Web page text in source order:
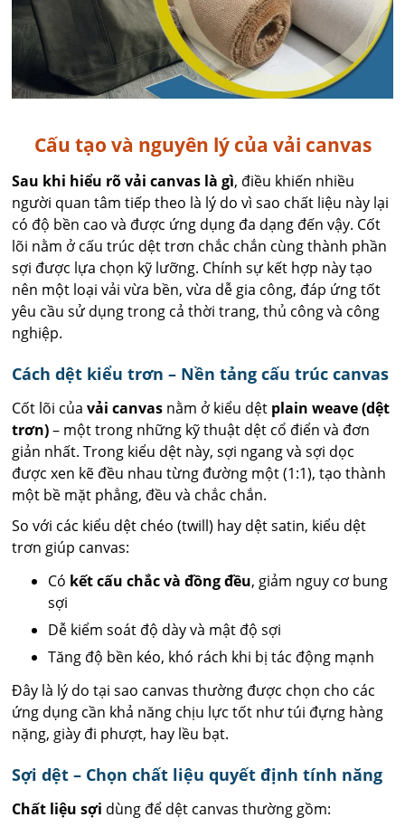
Cấu tạo và nguyên lý của vải canvas
Sau khi hiểu rõ vải canvas là gì, điều khiến nhiều
người quan tâm tiếp theo là lý do vì sao chất liệu này lại
có độ bền cao và được ứng dụng đa dạng đến vậy. Cốt
lõi nằm ở cấu trúc dệt trơn chắc chắn cùng thành phần
sợi được lựa chọn kỹ lưỡng. Chính sự kết hợp này tạo
nên một loại vải vừa bền, vừa dễ gia công, đáp ứng tốt
yêu cầu sử dụng trong cả thời trang, thủ công và công
nghiệp.
Cách dệt kiểu trơn – Nền tảng cấu trúc canvas
Cốt lõi củavải canvas nằm ở kiểu dệt plain weave (dệt
trơn)– một trong những kỹ thuật dệt cổ điển và đơn
giản nhất. Trong kiểu dệt này, sợi ngang và sợi dọc
được xen kẽ đều nhau từng đường một (1:1), tạo thành
một bề mặt phẳng, đều và chắc chắn.
So với các kiểu dệt chéo (twill) hay dệt satin, kiểu dệt
trơn giúp canvas:
Có kết cấu chắc và đồng đều, giảm nguy cơ bung
sợi
Dễ kiểm soát độ dày và mật độ sợi
Tăng độ bền kéo, khó rách khi bị tác động mạnh
Đây là lý do tại sao canvas thường được chọn cho các
ứng dụng cần khả năng chịu lực tốt như túi đựng hàng
nặng, giày đi phượt, hay lều bạt.
Sợi dệt – Chọn chất liệu quyết định tính năng
Chất liệu sợi dùng để dệt canvas thường gồm: